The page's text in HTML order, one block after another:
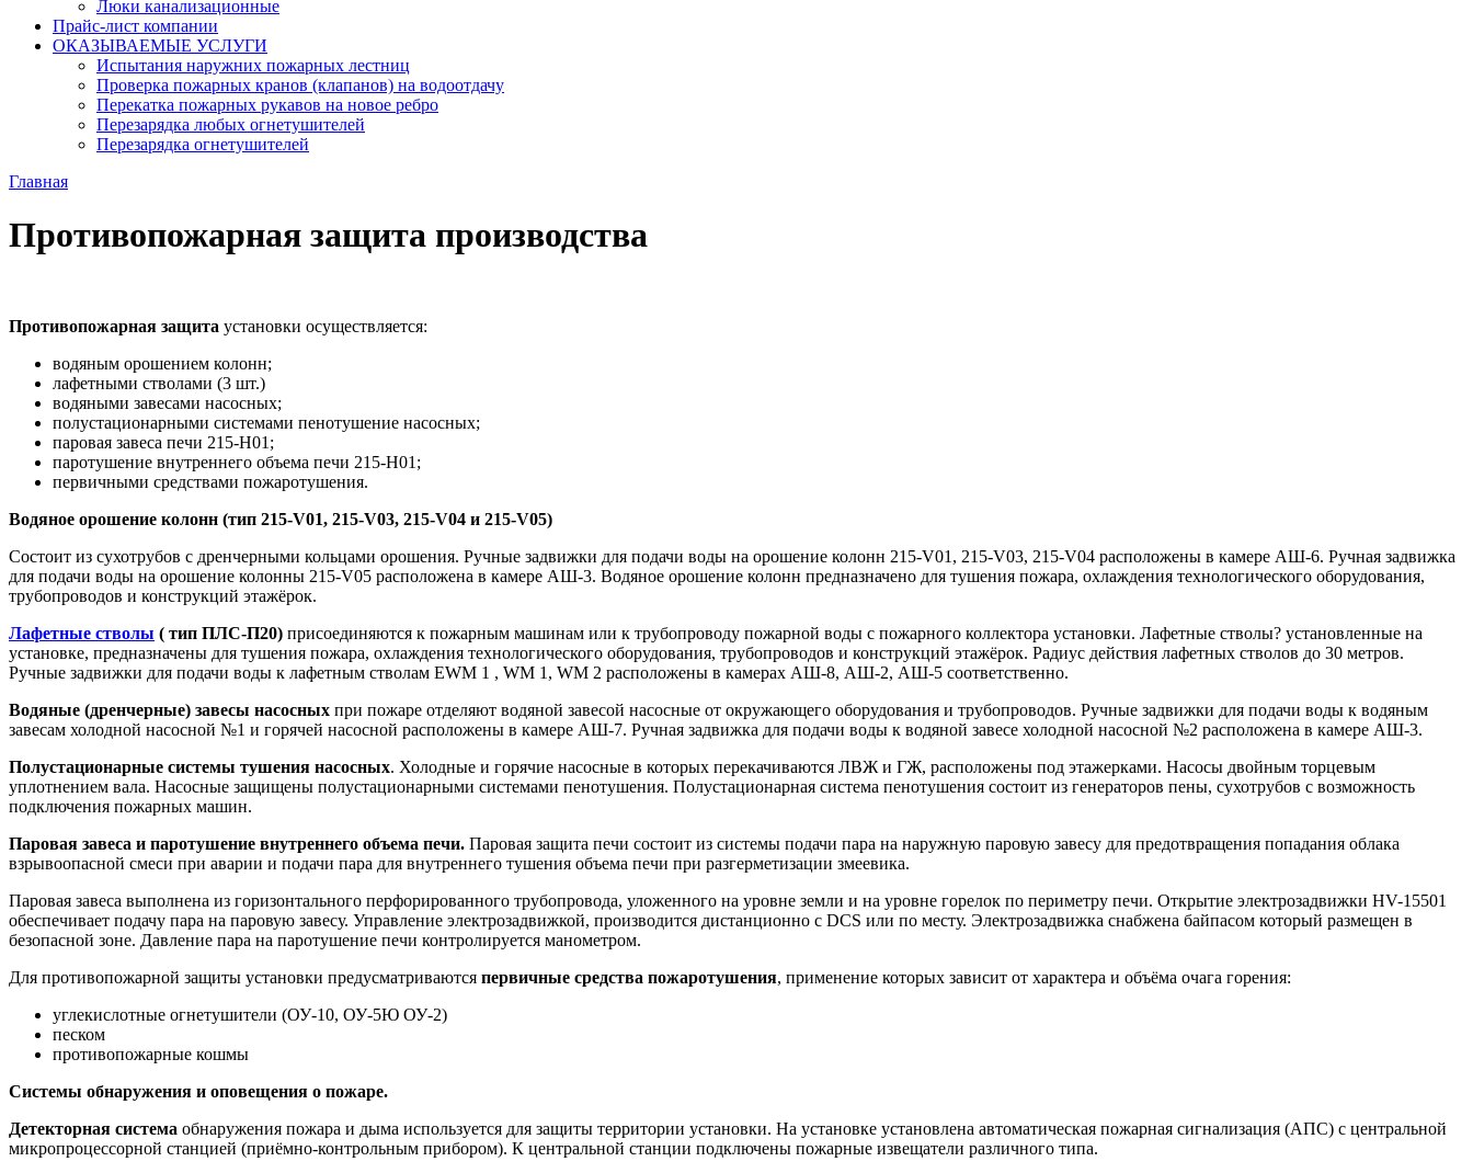
Люки канализационные
Прайс-лист компании
ОКАЗЫВАЕМЫЕ УСЛУГИ
Испытания наружних пожарных лестниц
Проверка пожарных кранов (клапанов) на водоотдачу
Перекатка пожарных рукавов на новое ребро
Перезарядка любых огнетушителей
Перезарядка огнетушителей
Главная
Противопожарная защита производства
Противопожарная защита установки осуществляется:
водяным орошением колонн;
лафетными стволами (3 шт.)
водяными завесами насосных;
полустационарными системами пенотушение насосных;
паровая завеса печи 215-Н01;
паротушение внутреннего объема печи 215-Н01;
первичными средствами пожаротушения.
Водяное орошение колонн (тип 215-V01, 215-V03, 215-V04 и 215-V05)
Cостоит из сухотрубов с дренчерными кольцами орошения. Ручные задвижки для подачи воды на орошение колонн 215-V01, 215-V03, 215-V04 расположены в камере АШ-6. Ручная задвижка
для подачи воды на орошение колонны 215-V05 расположена в камере АШ-3. Водяное орошение колонн предназначено для тушения пожара, охлаждения технологического оборудования,
трубопроводов и конструкций этажёрок.
Лафетные стволы ( тип ПЛС-П20) присоединяются к пожарным машинам или к трубопроводу пожарной воды с пожарного коллектора установки. Лафетные стволы? установленные на
установке, предназначены для тушения пожара, охлаждения технологического оборудования, трубопроводов и конструкций этажёрок. Радиус действия лафетных стволов до 30 метров.
Ручные задвижки для подачи воды к лафетным стволам EWM 1 , WM 1, WM 2 расположены в камерах АШ-8, АШ-2, АШ-5 соответственно.
Водяные (дренчерные) завесы насосных при пожаре отделяют водяной завесой насосные от окружающего оборудования и трубопроводов. Ручные задвижки для подачи воды к водяным
завесам холодной насосной №1 и горячей насосной расположены в камере АШ-7. Ручная задвижка для подачи воды к водяной завесе холодной насосной №2 расположена в камере АШ-3.
Полустационарные системы тушения насосных. Холодные и горячие насосные в которых перекачиваются ЛВЖ и ГЖ, расположены под этажерками. Насосы двойным торцевым
уплотнением вала. Насосные защищены полустационарными системами пенотушения. Полустационарная система пенотушения состоит из генераторов пены, сухотрубов с возможность
подключения пожарных машин.
Паровая завеса и паротушение внутреннего объема печи. Паровая защита печи состоит из системы подачи пара на наружную паровую завесу для предотвращения попадания облака
взрывоопасной смеси при аварии и подачи пара для внутреннего тушения объема печи при разгерметизации змеевика.
Паровая завеса выполнена из горизонтального перфорированного трубопровода, уложенного на уровне земли и на уровне горелок по периметру печи. Открытие электрозадвижки HV-15501
обеспечивает подачу пара на паровую завесу. Управление электрозадвижкой, производится дистанционно с DCS или по месту. Электрозадвижка снабжена байпасом который размещен в
безопасной зоне. Давление пара на паротушение печи контролируется манометром.
Для противопожарной защиты установки предусматриваются первичные средства пожаротушения, применение которых зависит от характера и объёма очага горения:
углекислотные огнетушители (ОУ-10, ОУ-5Ю ОУ-2)
песком
противопожарные кошмы
Системы обнаружения и оповещения о пожаре.
Детекторная система обнаружения пожара и дыма используется для защиты территории установки. На установке установлена автоматическая пожарная сигнализация (АПС) с центральной
микропроцессорной станцией (приёмно-контрольным прибором). К центральной станции подключены пожарные извещатели различного типа.